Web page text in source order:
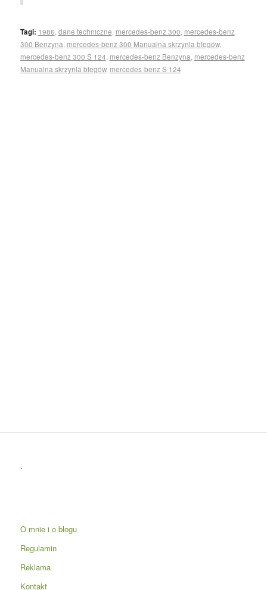
Tagi: 1986 dane techniczne mercedes-benz 300 mercedes-benz
300 Benzyna mercedes-benz 300 Manualna skrzynia biegów,
mercedes-benz 300 S 124 mercedes-benz Benzyna mercedes-benz
Manualna skrzynia biegów, mercedes-benz S 124
.
O mnie i o blogu
Regulamin
Reklama
Kontakt